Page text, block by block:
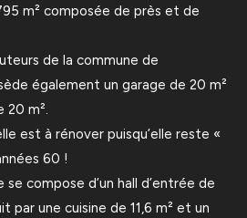
m² composée de près et de
de la commune de
également un garage de 20 m²
20 m².
est à rénover puisqu’elle reste «
60 !
compose d’un hall d’entrée de
par une cuisine de 11,6 m² et un